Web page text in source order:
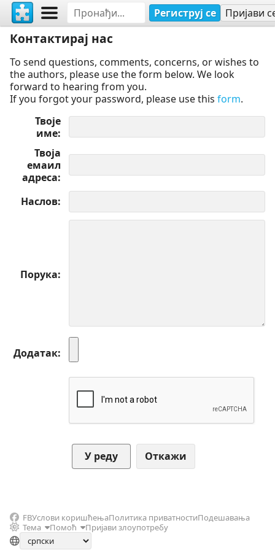
Региструј се Пријави
Контактирај нас
To send questions, comments, concerns, or wishes to
the authors, please use the form below. We look
forward to hearing from you.
If you forgot your password, please use this form.
Твоје
име
Твоја
емаил
адреса
Наслов
Порука
Додатак
Откажи
FBУслови коришћењаПолитика приватностиПодешавања
Тема
Помоћ Пријави злоупотребу